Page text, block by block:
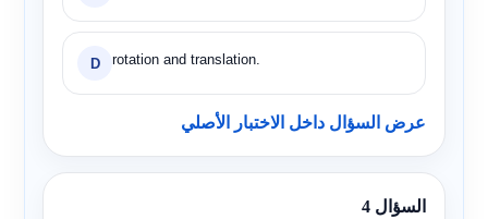
D rotation and translation.
عرض السؤال داخل الاختبار الأصلي
السؤال 4